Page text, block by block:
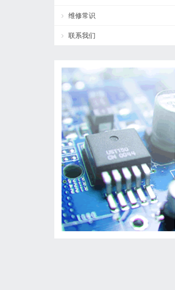
维修常识
联系我们